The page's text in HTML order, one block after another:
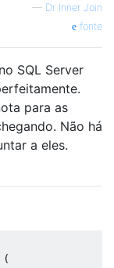
— Dr Inner Join
fonte
SQL Server
para as
Não há
a eles.
(